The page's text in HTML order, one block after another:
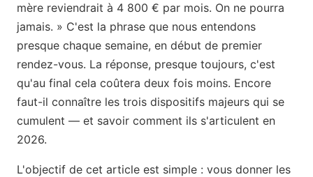
mère reviendrait à 4 800 € par mois. On ne pourra
jamais. » C'est la phrase que nous entendons
presque chaque semaine, en début de premier
rendez-vous. La réponse, presque toujours, c'est
qu'au final cela coûtera deux fois moins. Encore
faut-il connaître les trois dispositifs majeurs qui se
cumulent — et savoir comment ils s'articulent en
2026.
L'objectif de cet article est simple : vous donner les